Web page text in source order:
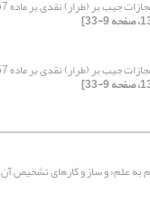
(طرار) نقدی بر ماده 657 قانون مجازات اسلامی
(طرار) نقدی بر ماده 657 قانون مجازات اسلامی
به علم» و ساز و کارهای تشخیص آن